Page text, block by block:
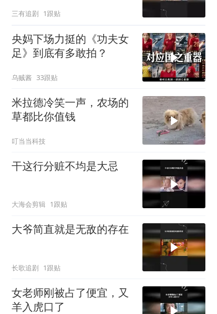
三有追剧 1跟贴
央妈下场力挺的《功夫女
足》到底有多敢拍？
乌贼酱 33跟贴
米拉德冷笑一声，农场的
草都比你值钱
叮当当科技
干这行分赃不均是大忌
大海会剪辑 1跟贴
大爷简直就是无敌的存在
长歌追剧 1跟贴
女老师刚被占了便宜，又
羊入虎口了